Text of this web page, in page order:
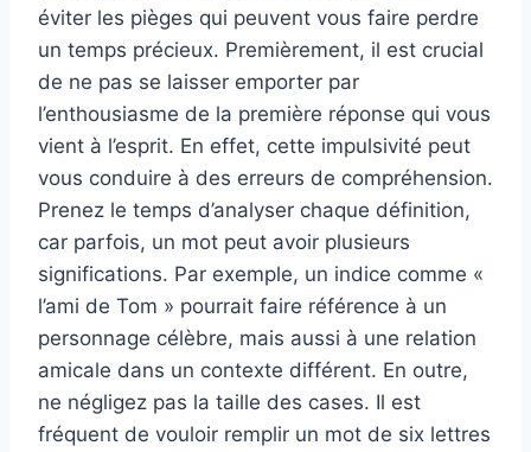
éviter les pièges qui peuvent vous faire perdre
un temps précieux. Premièrement, il est crucial
de ne pas se laisser emporter par
l’enthousiasme de la première réponse qui vous
vient à l’esprit. En effet, cette impulsivité peut
vous conduire à des erreurs de compréhension.
Prenez le temps d’analyser chaque définition,
car parfois, un mot peut avoir plusieurs
significations. Par exemple, un indice comme «
l’ami de Tom » pourrait faire référence à un
personnage célèbre, mais aussi à une relation
amicale dans un contexte différent. En outre,
ne négligez pas la taille des cases. Il est
fréquent de vouloir remplir un mot de six lettres